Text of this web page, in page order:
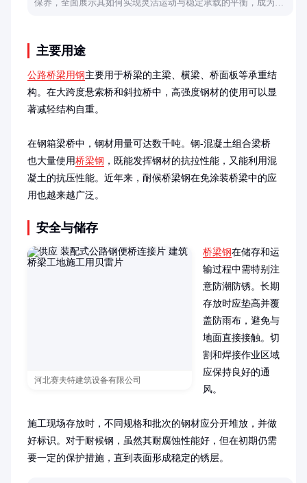
保养，全面展示其如何实现灵活运动与稳定承载的平衡，成为机
主要用途
公路桥梁用钢 主要用于桥梁的主梁、横梁、桥面板等承重结
构。在大跨度悬索桥和斜拉桥中，高强度钢材的使用可以显
著减轻结构自重。
在钢箱梁桥中，钢材用量可达数千吨。钢-混凝土组合梁桥
也大量使用桥梁钢 ，既能发挥钢材的抗拉性能，又能利用混
凝土的抗压性能。近年来，耐候桥梁钢在免涂装桥梁中的应
用也越来越广泛。
安全与储存
河北赛夫特建筑设备有限公司
桥梁钢在储存和运
输过程中需特别注
意防潮防锈。长期
存放时应垫高并覆
盖防雨布，避免与
地面直接接触。切
割和焊接作业区域
应保持良好的通
风。
施工现场存放时，不同规格和批次的钢材应分开堆放，并做
好标识。对于耐候钢，虽然其耐腐蚀性能好，但在初期仍需
要一定的保护措施，直到表面形成稳定的锈层。